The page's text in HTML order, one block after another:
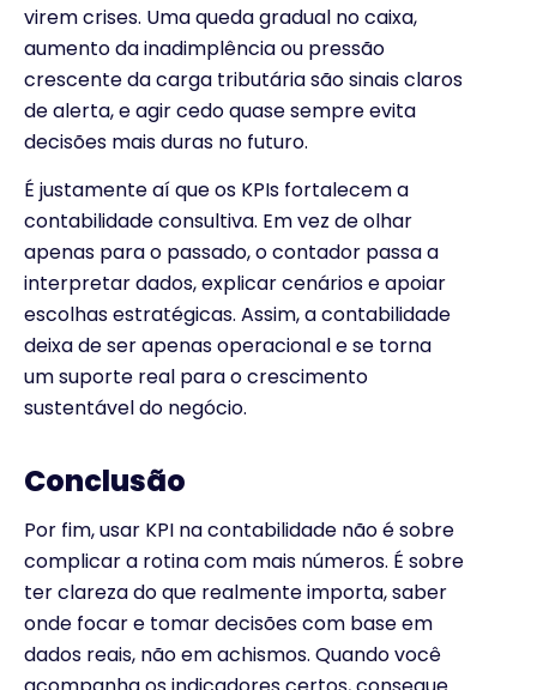
virem crises. Uma queda gradual no caixa,
aumento da inadimplência ou pressão
crescente da carga tributária são sinais claros
de alerta, e agir cedo quase sempre evita
decisões mais duras no futuro.
É justamente aí que os KPIs fortalecem a
contabilidade consultiva. Em vez de olhar
apenas para o passado, o contador passa a
interpretar dados, explicar cenários e apoiar
escolhas estratégicas. Assim, a contabilidade
deixa de ser apenas operacional e se torna
um suporte real para o crescimento
sustentável do negócio.
Conclusão
Por fim, usar KPI na contabilidade não é sobre
complicar a rotina com mais números. É sobre
ter clareza do que realmente importa, saber
onde focar e tomar decisões com base em
dados reais, não em achismos. Quando você